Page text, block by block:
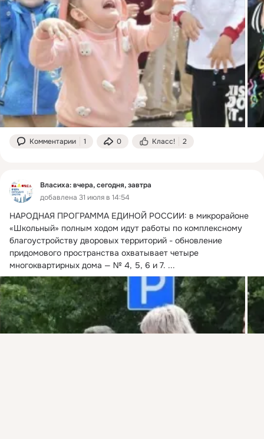
Комментарии 1 0 Класс! 2
Власиха: вчера, сегодня, завтра
добавлена 31 июля в 14:54
НАРОДНАЯ ПРОГРАММА ЕДИНОЙ РОССИИ: в микрорайоне
«Школьный» полным ходом идут работы по комплексному
благоустройству дворовых территорий - обновление
придомового пространства охватывает четыре
многоквартирных дома — № 4, 5, 6 и 7. ...